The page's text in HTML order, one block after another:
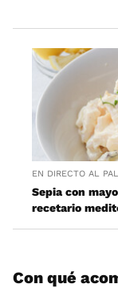
EN DIRECTO AL
Sepia con
recetario
Con qué